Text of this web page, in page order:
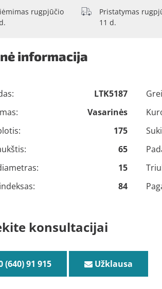
rugpjūčio
Pristatymas
11 d.
informacija
LTK5187
Vasarinės
175
65
15
84
konsultacijai
(640) 91 915 Užklausa